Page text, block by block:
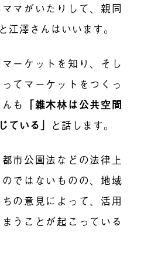
マがいたりして、親同
江澤さんはいいます。
ーケットを知り、そし
てマーケットをつくっ
も 「雑木林は公共空間
ている 」 と話します。
市公園法などの法律上
ではないものの、地域
の意見によって、活用
うことが起こっている